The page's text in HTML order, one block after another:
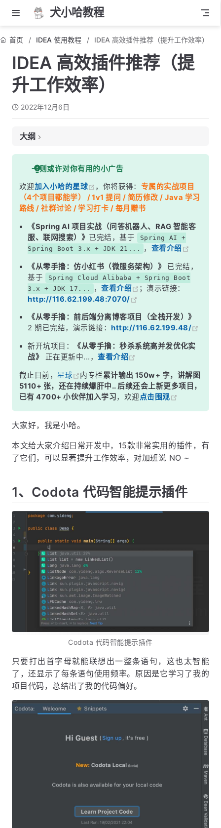
犬小哈教程
首页 IDEA 使用教程 IDEA 高效插件推荐（提升工作效率）
IDEA 高效插件推荐（提
升工作效率）
2022年12月6日
大纲
1、Codota 代码智能提示插件
2、Key Promoter X 快捷键提示插件
3、CodeGlance 显示代码缩略图插件
4、Lombok 简化臃肿代码插件
6、CamelCase 驼峰命名和下划线命名转换插件
8、SonarLint 代码质量检查插件
9、Save Actions 格式化代码插件
11、Grep Console 自定义控制台输出格式插件
12、MetricsReloaded 代码复杂度检查插件
13、Statistic 代码统计插件
14、Translation 翻译插件
15、Rainbow Brackets 彩虹括号插件
一则或许对你有用的小广告
欢迎加入小哈的星球 ，你将获得： 专属的实战项目
（4个项目都能学） / 1v1 提问 / 简历修改 / Java 学习
路线 / 社群讨论 / 学习打卡 / 每月赠书
《Spring AI 项目实战（问答机器人、RAG 智能客
服、联网搜索）》 已完结，基于
Spring AI +
Spring Boot 3.x + JDK 21...
， 查看介绍
《从零手撸：仿小红书（微服务架构）》
已完结，
基于
Spring Cloud Alibaba + Spring Boot
3.x + JDK 17...
，查看介绍
；演示链接：
http://116.62.199.48:7070/
《从零手撸：前后端分离博客项目（全栈开发）》
2 期已完结，演示链接： http://116.62.199.48/
新开坑项目：
《从零手撸：秒杀系统高并发优化实
战》
正在更新中...，查看介绍
截止目前， 星球 内专栏累计输出 150w+ 字，讲解图
5110+ 张，还在持续爆肝中.. 后续还会上新更多项目，
已有 4700+ 小伙伴加入学习，欢迎点击围观
大家好，我是小哈。
本文给大家介绍日常开发中，15款非常实用的插件，有
了它们，可以显著提升工作效率，对加班说 NO ~
1、Codota 代码智能提示插件
Codota 代码智能提示插件
只要打出首字母就能联想出一整条语句，这也太智能
了，还显示了每条语句使用频率。原因是它学习了我的
项目代码，总结出了我的代码偏好。